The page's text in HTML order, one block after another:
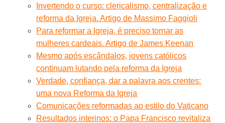
Invertendo o curso: clericalismo, centralização e
reforma da Igreja. Artigo de Massimo Faggioli
Para reformar a Igreja, é preciso tornar as
mulheres cardeais. Artigo de James Keenan
Mesmo após escândalos, jovens católicos
continuam lutando pela reforma da Igreja
Verdade, confiança, dar a palavra aos crentes:
uma nova Reforma da Igreja
Comunicações reformadas ao estilo do Vaticano
Resultados interinos: o Papa Francisco revitaliza